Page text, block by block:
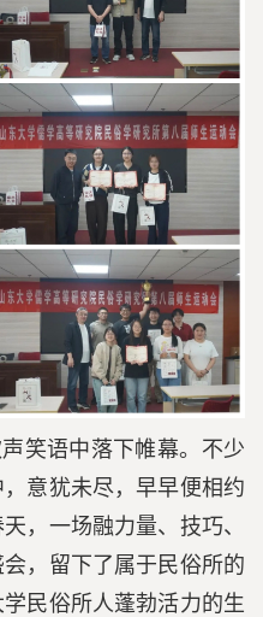
笑语中落下帷幕。不少
意犹未尽，早早便相约
，一场融力量、技巧、
，留下了属于民俗所的
民俗所人蓬勃活力的生